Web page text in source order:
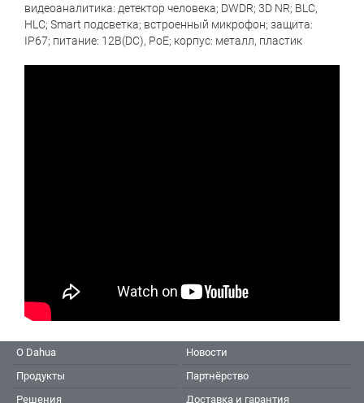
видеоаналитика: детектор человека; DWDR; 3D NR; BLC,
HLC; Smart подсветка; встроенный микрофон; защита:
IP67; питание: 12В(DC), PoE; корпус: металл, пластик
О Dahua
Продукты
Решения
Новости
Партнёрство
Доставка и гарантия